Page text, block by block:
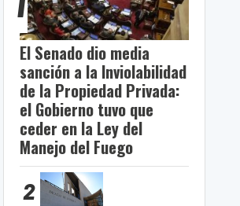
El Senado dio media
sanción a la Inviolabilidad
de la Propiedad Privada:
el Gobierno tuvo que
ceder en la Ley del
Manejo del Fuego
2